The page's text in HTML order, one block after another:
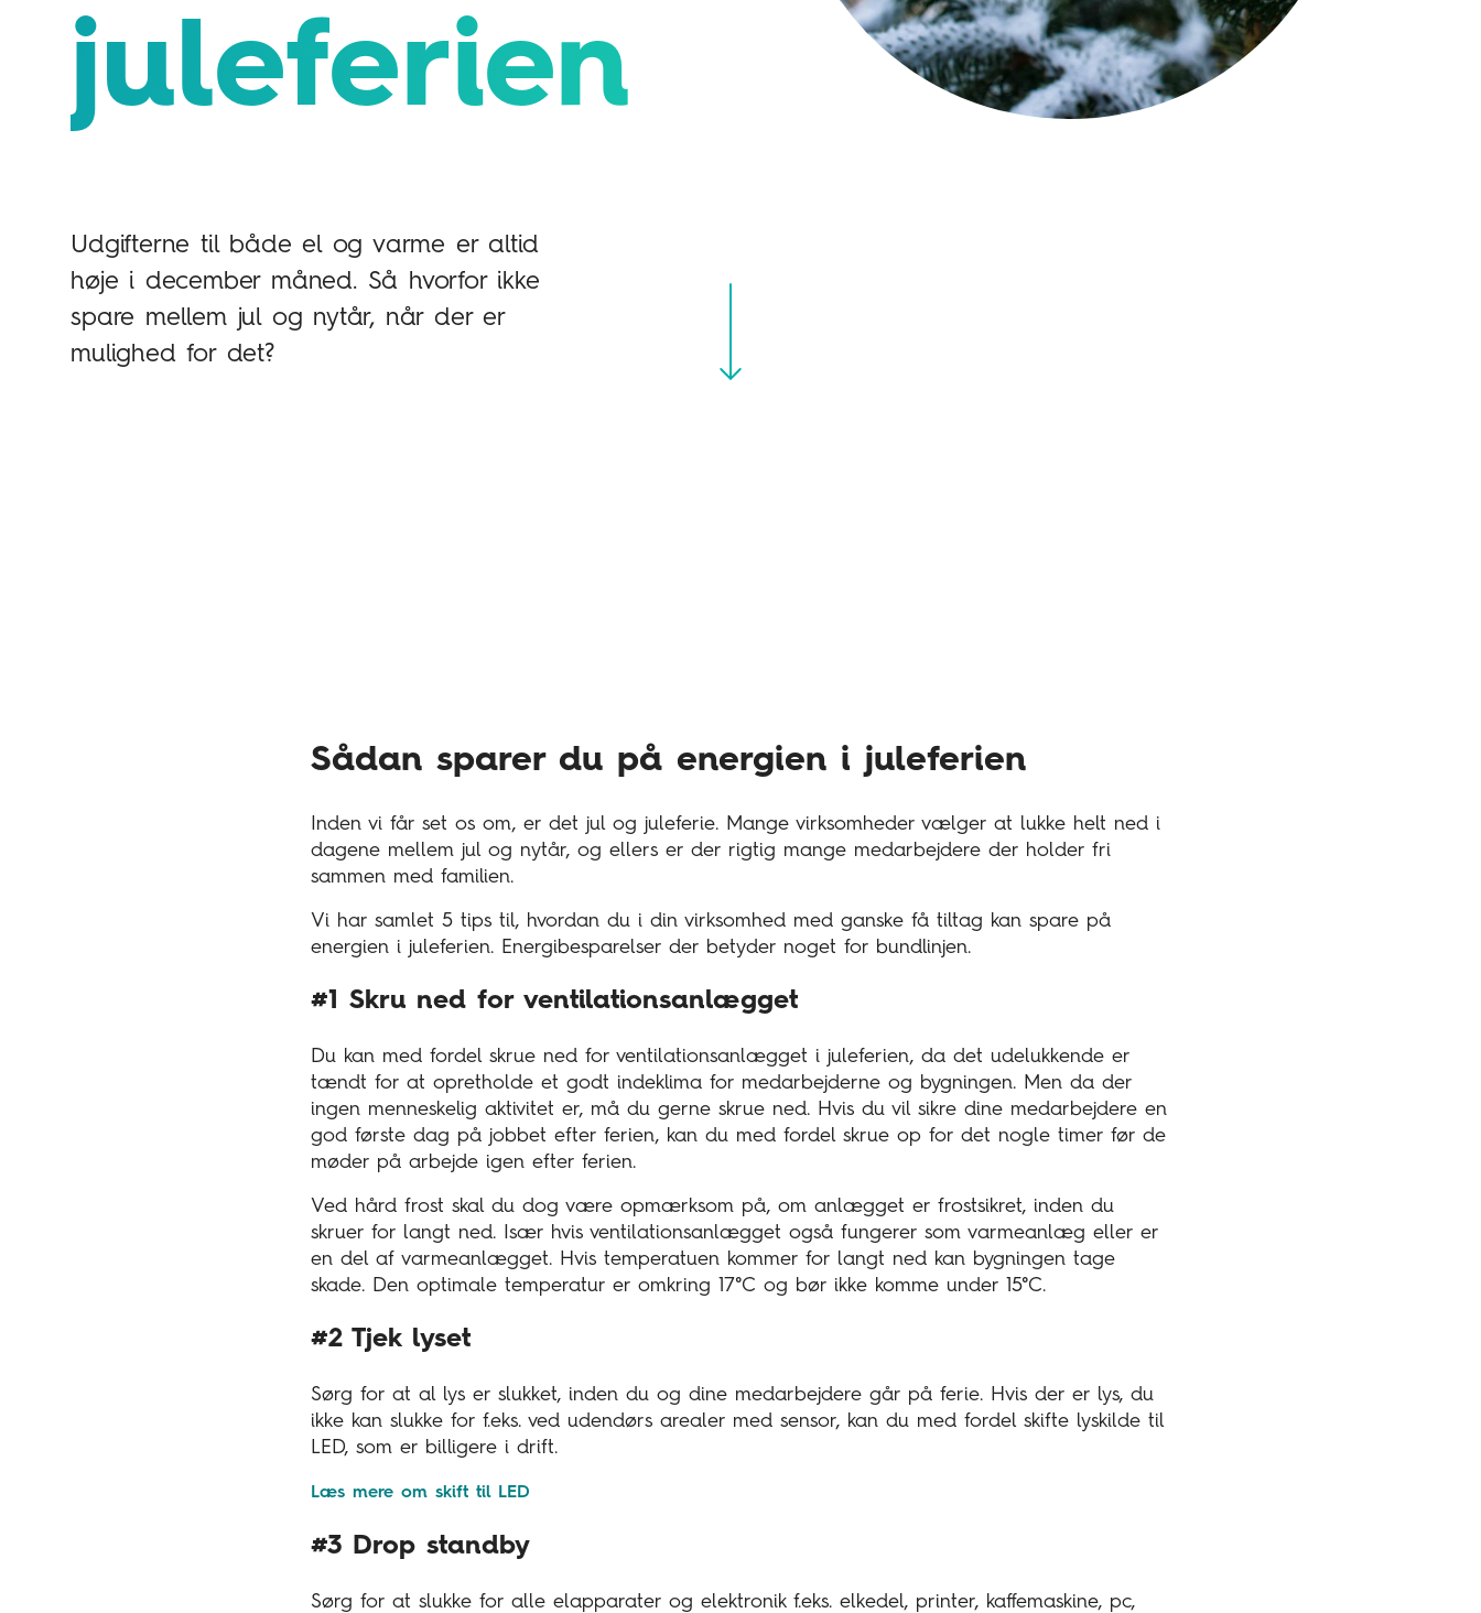
juleferien
Udgifterne til både el og varme er altid
høje i december måned. Så hvorfor ikke
spare mellem jul og nytår, når der er
mulighed for det?
Sådan sparer du på energien i juleferien
Inden vi får set os om, er det jul og juleferie. Mange virksomheder vælger at lukke helt ned i
dagene mellem jul og nytår, og ellers er der rigtig mange medarbejdere der holder fri
sammen med familien.
Vi har samlet 5 tips til, hvordan du i din virksomhed med ganske få tiltag kan spare på
energien i juleferien. Energibesparelser der betyder noget for bundlinjen.
#1 Skru ned for ventilationsanlægget
Du kan med fordel skrue ned for ventilationsanlægget i juleferien, da det udelukkende er
tændt for at opretholde et godt indeklima for medarbejderne og bygningen. Men da der
ingen menneskelig aktivitet er, må du gerne skrue ned. Hvis du vil sikre dine medarbejdere en
god første dag på jobbet efter ferien, kan du med fordel skrue op for det nogle timer før de
møder på arbejde igen efter ferien.
Ved hård frost skal du dog være opmærksom på, om anlægget er frostsikret, inden du
skruer for langt ned. Især hvis ventilationsanlægget også fungerer som varmeanlæg eller er
en del af varmeanlægget. Hvis temperatuen kommer for langt ned kan bygningen tage
skade. Den optimale temperatur er omkring 17°C og bør ikke komme under 15°C.
#2 Tjek lyset
Sørg for at al lys er slukket, inden du og dine medarbejdere går på ferie. Hvis der er lys, du
ikke kan slukke for f.eks. ved udendørs arealer med sensor, kan du med fordel skifte lyskilde til
LED, som er billigere i drift.
Læs mere om skift til LED
#3 Drop standby
Sørg for at slukke for alle elapparater og elektronik f.eks. elkedel, printer, kaffemaskine, pc,